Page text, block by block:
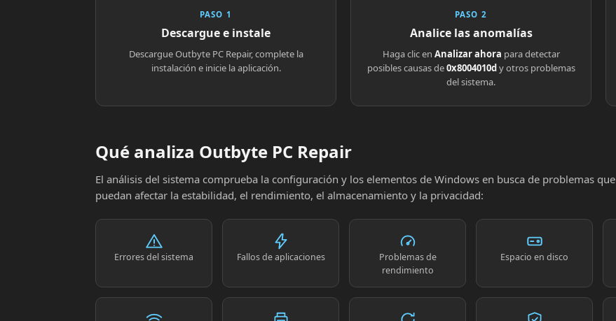
PASO 1
Descargue e instale
Descargue Outbyte PC Repair, complete la
instalación e inicie la aplicación.
PASO 2
Analice las anomalías
Haga clic en Analizar ahora para detectar
posibles causas de0x8004010dy otros problemas
del sistema.
Qué analiza Outbyte PC Repair
El análisis del sistema comprueba la configuración y los elementos de Windows en busca de problemas que
puedan afectar la estabilidad, el rendimiento, el almacenamiento y la privacidad:
Errores del sistema Fallos de aplicaciones
Problemas de
rendimiento
Espacio en disco